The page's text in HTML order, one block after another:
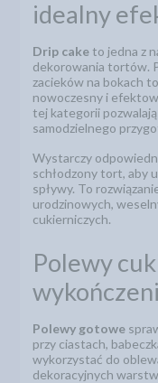
idealny
Drip cake to jedna z
dekorowania tortów.
zacieków na bokach
nowoczesny i
tej kategorii
samodzielnego
Wystarczy
schłodzony tort, aby
spływy. To
urodzinowych,
cukierniczych.
Polewy
Polewy gotowe
przy ciastach,
wykorzystać do
dekoracyjnych